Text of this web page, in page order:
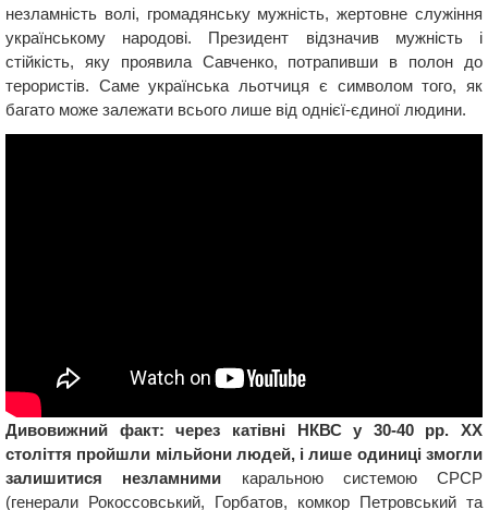
незламність волі, громадянську мужність, жертовне служіння
українському народові. Президент відзначив мужність і
стійкість, яку проявила Савченко, потрапивши в полон до
терористів. Саме українська льотчиця є символом того, як
багато може залежати всього лише від однієї-єдиної людини.
Дивовижний факт: через катівні НКВС у 30-40 рр. ХХ
століття пройшли мільйони людей, і лише одиниці змогли
залишитися незламними каральною системою СРСР
(генерали Рокоссовський, Горбатов, комкор Петровський та